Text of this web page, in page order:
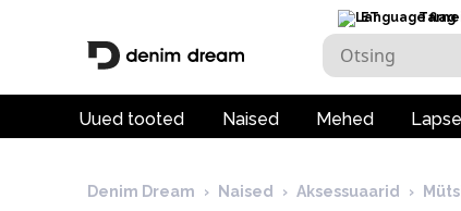
ET
Uued tooted Naised Mehed
Denim Dream › Naised › Aksessuaarid ›